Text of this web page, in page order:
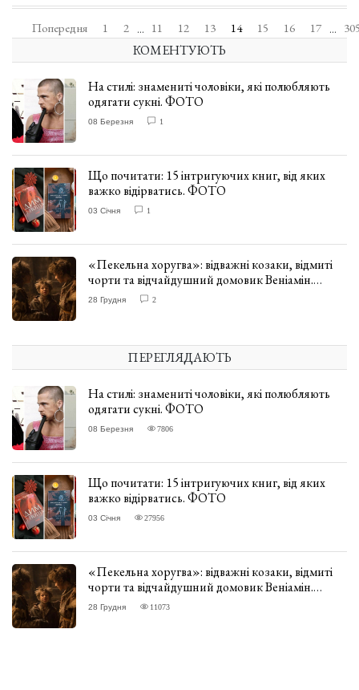
Попередня 1 2 ... 11 12 13 14 15 16 17 ...
КОМЕНТУЮТЬ
На стилі: знамениті чоловіки, які полюбляють
одягати сукні. ФОТО
08 Березня 1
Що почитати: 15 інтригуючих книг, від яких
важко відірватись. ФОТО
03 Січня 1
«Пекельна хоругва»: відважні козаки, відмиті
чорти та відчайдушний домовик Веніамін.
ВІДГУК
28 Грудня 2
ПЕРЕГЛЯДАЮТЬ
На стилі: знамениті чоловіки, які полюбляють
одягати сукні. ФОТО
08 Березня 7806
Що почитати: 15 інтригуючих книг, від яких
важко відірватись. ФОТО
03 Січня 27956
«Пекельна хоругва»: відважні козаки, відмиті
чорти та відчайдушний домовик Веніамін.
ВІДГУК
28 Грудня 11073